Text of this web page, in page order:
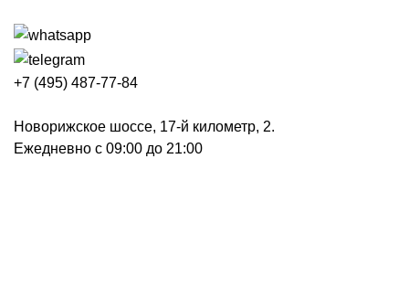
+7 (495) 487-77-84
Новорижское шоссе, 17-й километр, 2.
Ежедневно с 09:00 до 21:00